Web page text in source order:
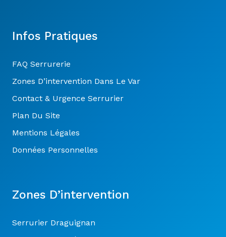
Infos Pratiques
FAQ Serrurerie
Zones D’intervention Dans Le Var
Contact & Urgence Serrurier
Plan Du Site
Mentions Légales
Données Personnelles
Zones D’intervention
Serrurier Draguignan